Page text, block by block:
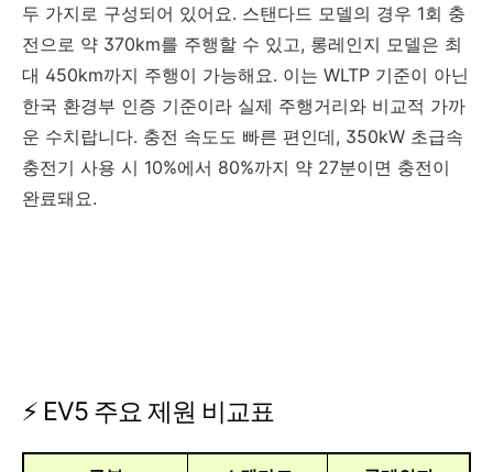
두 가지로 구성되어 있어요. 스탠다드 모델의 경우 1회 충
전으로 약 370km를 주행할 수 있고, 롱레인지 모델은 최
대 450km까지 주행이 가능해요. 이는 WLTP 기준이 아닌
한국 환경부 인증 기준이라 실제 주행거리와 비교적 가까
운 수치랍니다. 충전 속도도 빠른 편인데, 350kW 초급속
충전기 사용 시 10%에서 80%까지 약 27분이면 충전이
완료돼요.
⚡ EV5 주요 제원 비교표